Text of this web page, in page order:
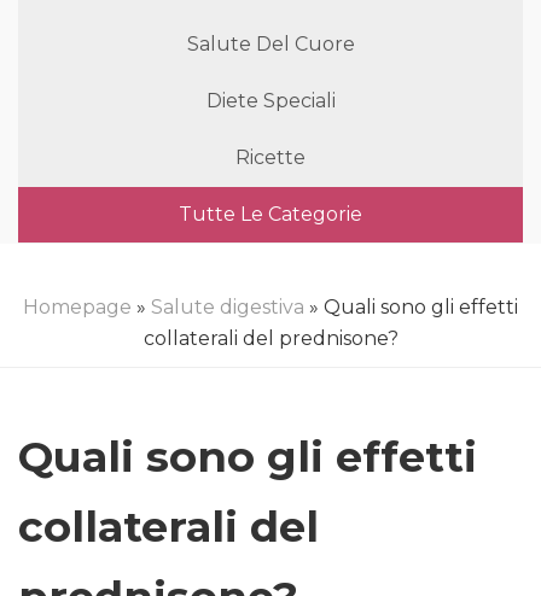
Salute Del Cuore
Diete Speciali
Ricette
Tutte Le Categorie
Homepage » Salute digestiva » Quali sono gli effetti
collaterali del prednisone?
Quali sono gli effetti
collaterali del